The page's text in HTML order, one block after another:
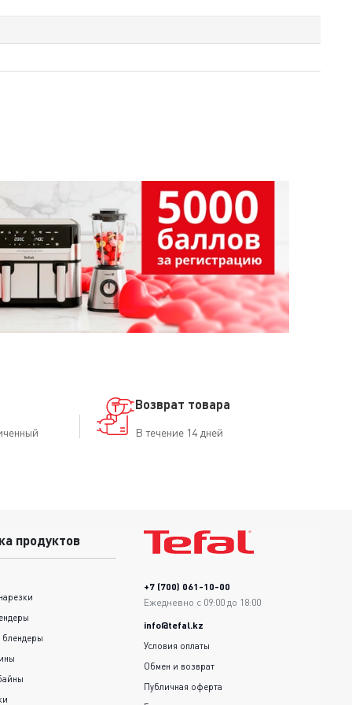
Возврат товара
В течение 14 дней
продуктов
блендеры
+7 (700) 061-10-00
Ежедневно с 09:00 до 18:00
info@tefal.kz
Условия оплаты
Обмен и возврат
Публичная оферта